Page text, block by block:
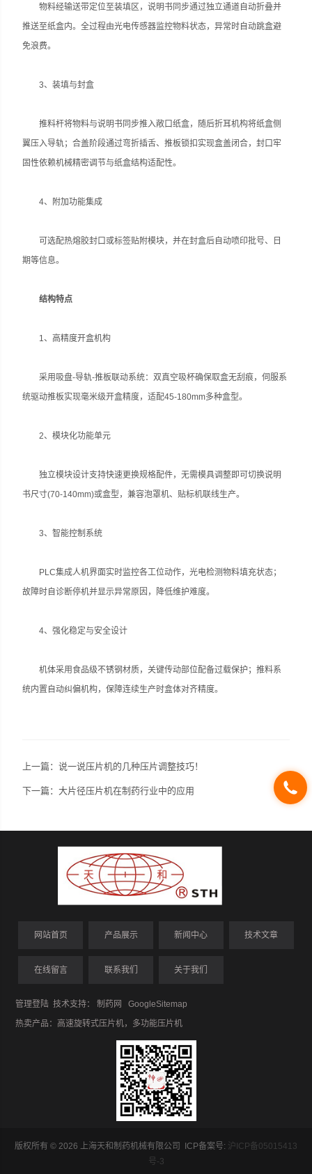
物料经输送带定位至装填区，说明书同步通过独立通道自动折叠并
推送至纸盒内。全过程由光电传感器监控物料状态，异常时自动跳盒避
免浪费。
3、装填与封盒‌
推料杆将物料与说明书同步推入敞口纸盒，随后折耳机构将纸盒侧
翼压入导轨；合盖阶段通过弯折插舌、推板锁扣实现盒盖闭合，封口牢
固性依赖机械精密调节与纸盒结构适配性。
4、附加功能集成‌
可选配热熔胶封口或标签贴附模块，并在封盒后自动喷印批号、日
期等信息。
结构特点‌
1、高精度开盒机构‌
采用吸盘-导轨-推板联动系统：双真空吸杯确保取盒无刮痕，伺服系
统驱动推板实现毫米级开盒精度，适配45-180mm多种盒型。
2、模块化功能单元‌
独立模块设计支持快速更换规格配件，无需模具调整即可切换说明
书尺寸(70-140mm)或盒型，兼容泡罩机、贴标机联线生产。
3、智能控制系统‌
PLC集成人机界面实时监控各工位动作，光电检测物料填充状态；
故障时自诊断停机并显示异常原因，降低维护难度。
4、强化稳定与安全设计‌
机体采用食品级不锈钢材质，关键传动部位配备过载保护；推料系
统内置自动纠偏机构，保障连续生产时盒体对齐精度。
上一篇：说一说压片机的几种压片调整技巧！
下一篇：大片径压片机在制药行业中的应用
网站首页 产品展示 新闻中心 技术文章
在线留言 联系我们 关于我们
管理登陆 技术支持：制药网
GoogleSitemap
热卖产品：高速旋转式压片机， 多功能压片机
版权所有 © 2026 上海天和制药机械有限公司 ICP备案号: 沪ICP备05015413
号-3